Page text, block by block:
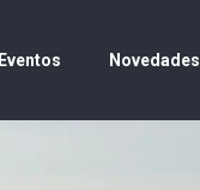
Eventos Novedades